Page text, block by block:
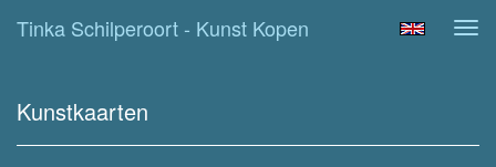
Tinka Schilperoort - Kunst Kopen
Kunstkaarten